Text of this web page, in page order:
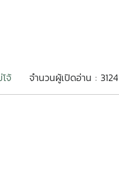
จ้ จำนวนผู้เปิดอ่าน : 3124